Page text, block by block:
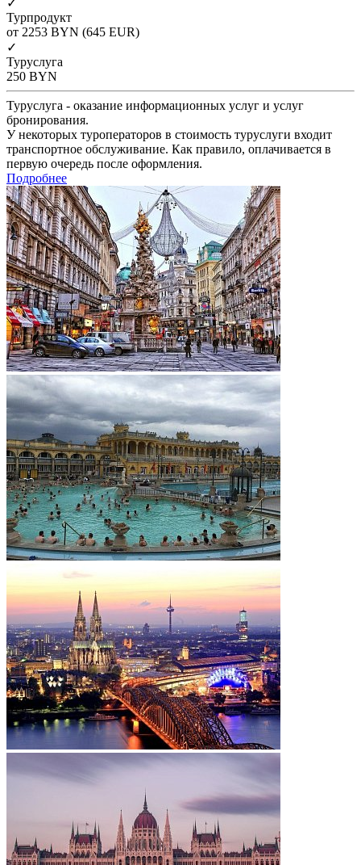
Турпродукт
от 2253 BYN (645 EUR)
✓
Туруслуга
250 BYN
Туруслуга - оказание информационных услуг и услуг
бронирования.
У некоторых туроператоров в стоимость туруслуги входит
транспортное обслуживание. Как правило, оплачивается в
первую очередь после оформления.
Подробнее